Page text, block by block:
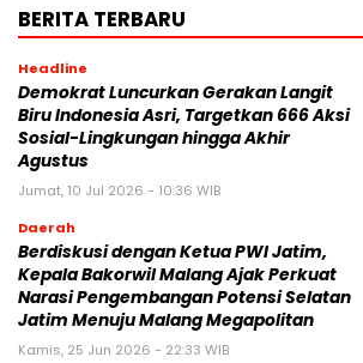
BERITA TERBARU
Headline
Demokrat Luncurkan Gerakan Langit
Biru Indonesia Asri, Targetkan 666 Aksi
Sosial-Lingkungan hingga Akhir
Agustus
Jumat, 10 Jul 2026 - 10:36 WIB
Daerah
Berdiskusi dengan Ketua PWI Jatim,
Kepala Bakorwil Malang Ajak Perkuat
Narasi Pengembangan Potensi Selatan
Jatim Menuju Malang Megapolitan
Kamis, 25 Jun 2026 - 22:33 WIB